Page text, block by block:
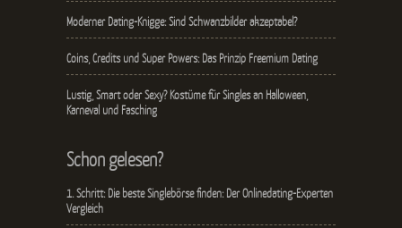
Moderner Dating-Knigge: Sind Schwanzbilder akzeptabel?
Coins, Credits und Super Powers: Das Prinzip Freemium Dating
Lustig, Smart oder Sexy? Kostüme für Singles an Halloween,
Karneval und Fasching
Schon gelesen?
1. Schritt: Die beste Singlebörse finden: Der Onlinedating-Experten
Vergleich